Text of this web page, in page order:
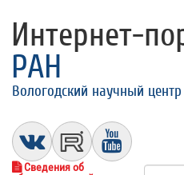
Интернет-
РАН
Вологодский научный
Сведения об